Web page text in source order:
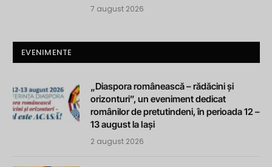
7 august 2026
EVENIMENTE
„Diaspora românească – rădăcini și
orizonturi”, un eveniment dedicat
românilor de pretutindeni, în perioada 12 –
13 august la Iași
2 august 2026